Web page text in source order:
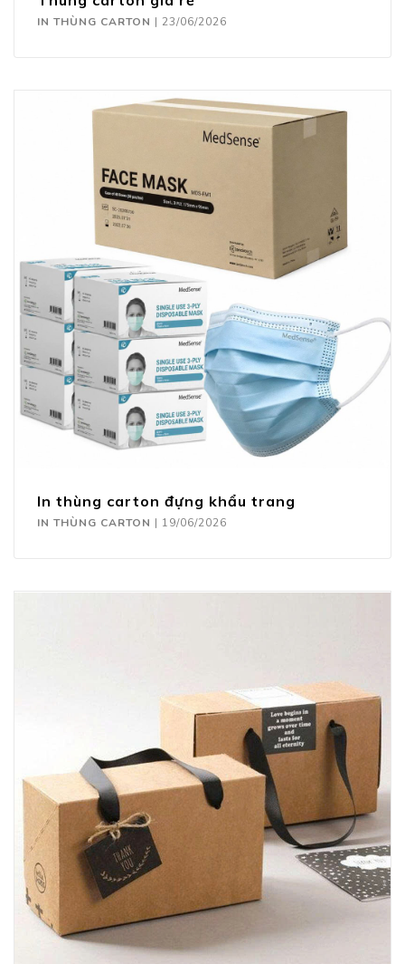
IN THÙNG CARTON | 23/06/2026
In thùng carton đựng khẩu trang
IN THÙNG CARTON | 19/06/2026